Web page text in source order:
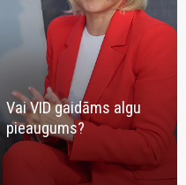
Vai VID gaidāms algu
pieaugums?